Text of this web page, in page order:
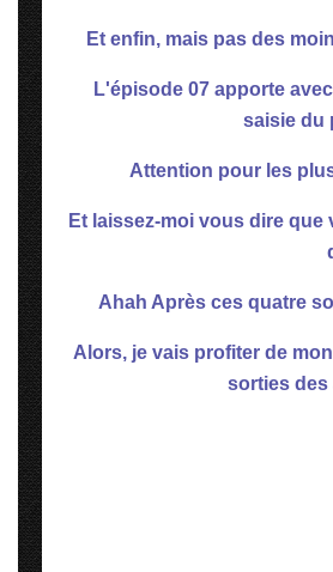
Et enfin, mais pas des
L'épisode 07 apporte
saisie du
Attention pour les
Et laissez-moi vous dire
Ahah Après ces quatre
Alors, je vais profiter de
sorties des